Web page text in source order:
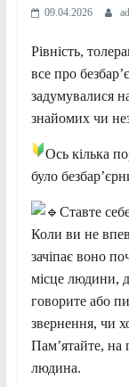
09.04.2026
Рівність,
все про
задумувалися
знайомих чи
Ось кілька
було
Ставте
Коли ви не
зачіпає воно
місце людини,
говорите або
звернення, чи
Пам’ятайте, на
людина.